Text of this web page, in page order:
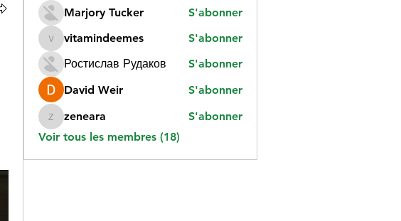
Marjory Tucker
S'abonner
vitamindeemes
vitamindeemes
S'abonner
Ростислав Рудаков
S'abonner
David Weir
S'abonner
zeneara
zeneara
S'abonner
Voir tous les membres (18)